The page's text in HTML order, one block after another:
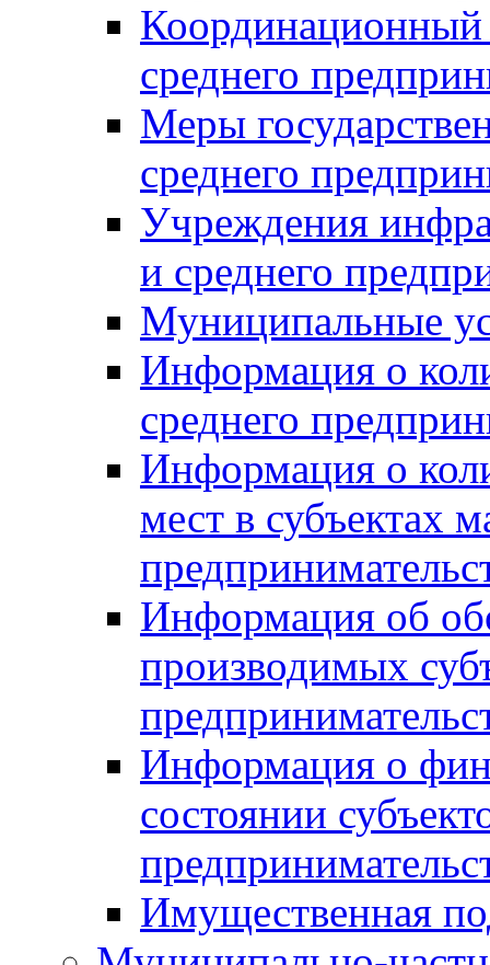
Координационный
среднего
Меры
среднего
Учреждения
и среднего
Муниципальные
Информация о
среднего
Информация о
мест в субъектах
Информация об
производимых
Информация о
состоянии
Имущественная